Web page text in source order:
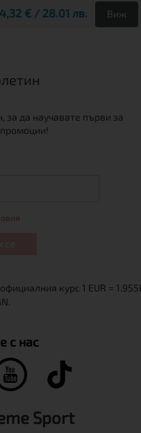
€ / 28.01 лв. Виж
да научавате първи за
с нас
Sport